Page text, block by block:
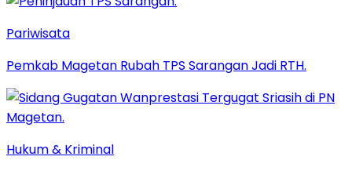
Pariwisata
Pemkab Magetan Rubah TPS Sarangan Jadi RTH.
Hukum & Kriminal